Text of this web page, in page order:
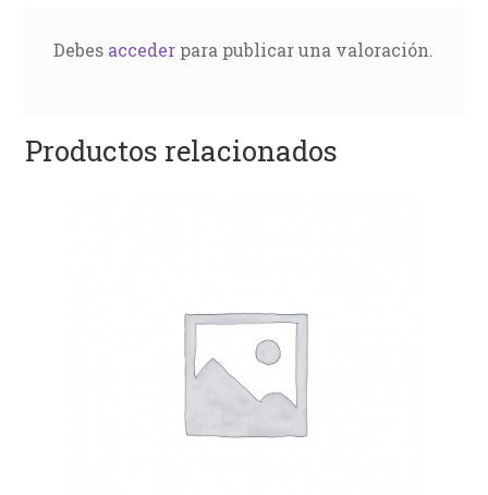
Debes accederpara publicar una valoración.
Productos relacionados